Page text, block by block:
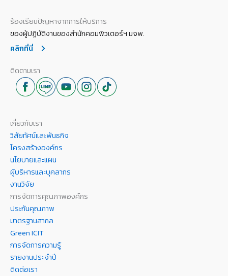
ร้องเรียนปัญหาจากการให้บริการ
ของผู้ปฏิบัติงานของสำนักคอมพิวเตอร์ฯ มจพ.
คลิกที่นี่
ติดตามเรา
เกี่ยวกับเรา
วิสัยทัศน์และพันธกิจ
โครงสร้างองค์กร
นโยบายและแผน
ผู้บริหารและบุคลากร
งานวิจัย
การจัดการคุณภาพองค์กร
ประกันคุณภาพ
มาตรฐานสากล
Green ICIT
การจัดการความรู้
รายงานประจำปี
ติดต่อเรา